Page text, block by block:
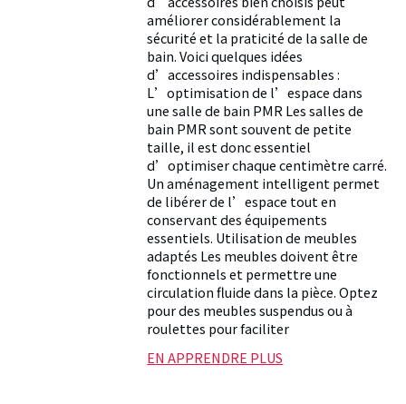
améliorer considérablement la
sécurité et la praticité de la salle de
bain. Voici quelques idées
d’accessoires indispensables :
L’optimisation de l’espace dans
une salle de bain PMR Les salles de
bain PMR sont souvent de petite
taille, il est donc essentiel
d’optimiser chaque centimètre carré.
Un aménagement intelligent permet
de libérer de l’espace tout en
conservant des équipements
essentiels. Utilisation de meubles
adaptés Les meubles doivent être
fonctionnels et permettre une
circulation fluide dans la pièce. Optez
pour des meubles suspendus ou à
roulettes pour faciliter
EN APPRENDRE PLUS